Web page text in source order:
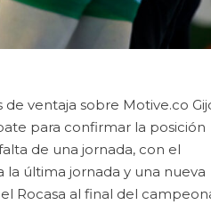
ventaja sobre Motive.co
para confirmar la posición
de una jornada, con el
la última jornada y una nueva
Rocasa al final del